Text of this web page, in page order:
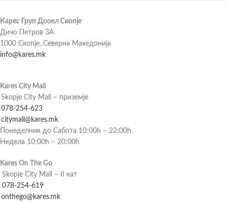
Карес Груп Дооел Скопје
Дичо Петров 3А
1000 Скопје, Северна Македонија
info@kares.mk
Kares City Mall
Skopje City Mall – приземје
078-254-623
citymall@kares.mk
Понеделник до Сабота 10:00h – 22:00h
Недела 10:00h – 20:00h
Kares On The Go
Skopje City Mall – II кат
078-254-619
onthego@kares.mk